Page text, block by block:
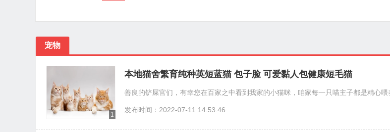
宠物
1
本地猫舍繁育纯种英短蓝猫 包子脸 可爱黏人包健康短毛猫
善良的铲屎官们，有幸您在百家之中看到我家的小猫咪，咱家每一只喵主子都是精心喂
发布时间：2022-07-11 14:53:46